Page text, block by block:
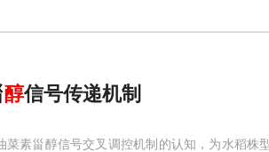
醇信号传递机制
素甾醇信号交叉调控机制的认知，为水稻株